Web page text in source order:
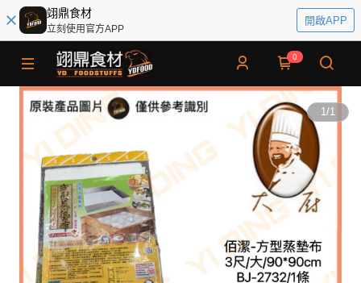
翊鼎食材
立刻使用官方APP
開啟APP
0
1/1